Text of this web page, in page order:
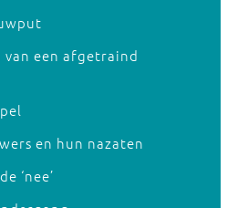
een afgetraind
en hun nazaten
‘nee’